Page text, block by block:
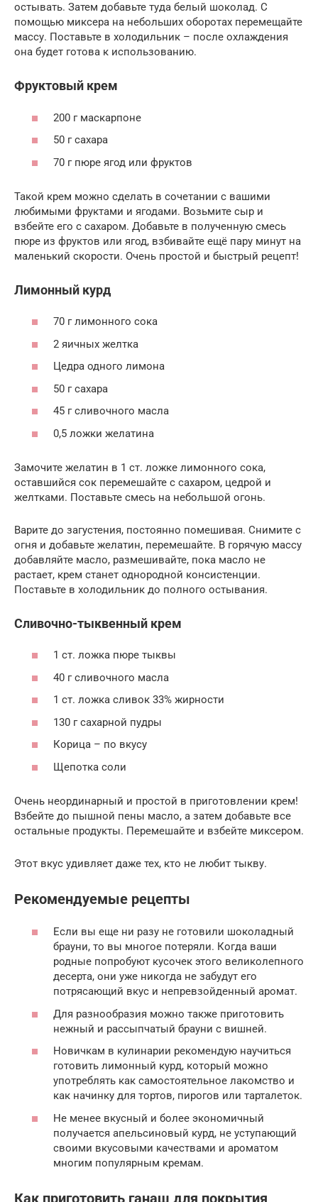
остывать. Затем добавьте туда белый шоколад. С
помощью миксера на небольших оборотах перемещайте
массу. Поставьте в холодильник – после охлаждения
она будет готова к использованию.
Фруктовый крем
200 г маскарпоне
50 г сахара
70 г пюре ягод или фруктов
Такой крем можно сделать в сочетании с вашими
любимыми фруктами и ягодами. Возьмите сыр и
взбейте его с сахаром. Добавьте в полученную смесь
пюре из фруктов или ягод, взбивайте ещё пару минут на
маленький скорости. Очень простой и быстрый рецепт!
Лимонный курд
70 г лимонного сока
2 яичных желтка
Цедра одного лимона
50 г сахара
45 г сливочного масла
0,5 ложки желатина
Замочите желатин в 1 ст. ложке лимонного сока,
оставшийся сок перемешайте с сахаром, цедрой и
желтками. Поставьте смесь на небольшой огонь.
Варите до загустения, постоянно помешивая. Снимите с
огня и добавьте желатин, перемешайте. В горячую массу
добавляйте масло, размешивайте, пока масло не
растает, крем станет однородной консистенции.
Поставьте в холодильник до полного остывания.
Сливочно-тыквенный крем
1 ст. ложка пюре тыквы
40 г сливочного масла
1 ст. ложка сливок 33% жирности
130 г сахарной пудры
Корица – по вкусу
Щепотка соли
Очень неординарный и простой в приготовлении крем!
Взбейте до пышной пены масло, а затем добавьте все
остальные продукты. Перемешайте и взбейте миксером.
Этот вкус удивляет даже тех, кто не любит тыкву.
Рекомендуемые рецепты
Если вы еще ни разу не готовили шоколадный
брауни, то вы многое потеряли. Когда ваши
родные попробуют кусочек этого великолепного
десерта, они уже никогда не забудут его
потрясающий вкус и непревзойденный аромат.
Для разнообразия можно также приготовить
нежный и рассыпчатый брауни с вишней.
Новичкам в кулинарии рекомендую научиться
готовить лимонный курд, который можно
употреблять как самостоятельное лакомство и
как начинку для тортов, пирогов или тарталеток.
Не менее вкусный и более экономичный
получается апельсиновый курд, не уступающий
своими вкусовыми качествами и ароматом
многим популярным кремам.